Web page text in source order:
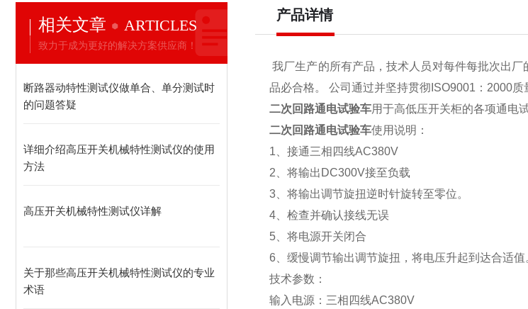
相关文章 ARTICLES
致力于成为更好的解决方案供应商！
断路器动特性测试仪做单合、单分测试时
的问题答疑
详细介绍高压开关机械特性测试仪的使用
方法
高压开关机械特性测试仪详解
关于那些高压开关机械特性测试仪的专业
术语
产品详情
我厂生产的所有产品，技术人员对每件每批次出
品必合格。 公司通过并坚持贯彻ISO9001：2000质
二次回路通电试验车用于高低压开关柜的各项通电
二次回路通电试验车使用说明：
1、接通三相四线AC380V
2、将输出DC300V接至负载
3、将输出调节旋扭逆时针旋转至零位。
4、检查并确认接线无误
5、将电源开关闭合
6、缓慢调节输出调节旋扭，将电压升起到达合适值
技术参数：
输入电源：三相四线AC380V